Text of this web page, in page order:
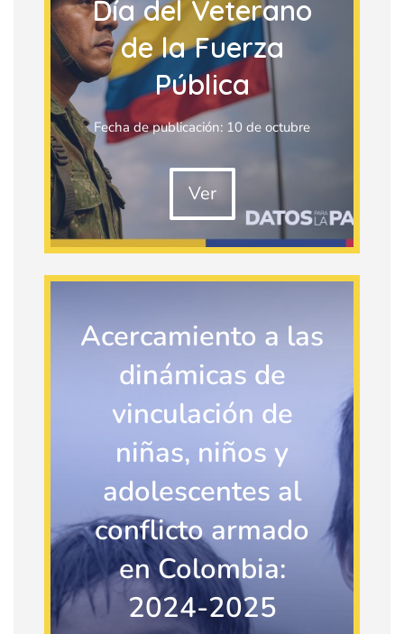
Día del Veterano
de la Fuerza
Pública
Fecha de publicación: 10 de octubre
Ver
Acercamiento a las
dinámicas de
vinculación de
niñas, niños y
adolescentes al
conflicto armado
en Colombia:
2024-2025